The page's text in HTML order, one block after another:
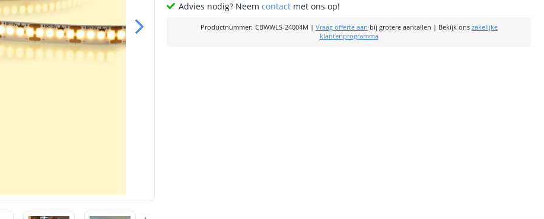
Advies nodig? Neemcontact met ons op!
Productnummer: CBWWLS-24004M | Vraag offerte aan bij grotere aantallen | Bekijk ons zakelijke
klantenprogramma